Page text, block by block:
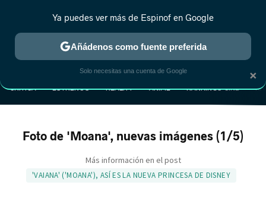
CRÍTICA ESTRENOS REALITY ANIME RANKINGS CINE
Foto de 'Moana', nuevas imágenes (1/5)
Más información en el post
'VAIANA' ('MOANA'), ASÍ ES LA NUEVA PRINCESA DE DISNEY
×
Ya puedes ver más de Espinof en Google
Añádenos como fuente preferida
Solo necesitas una cuenta de Google